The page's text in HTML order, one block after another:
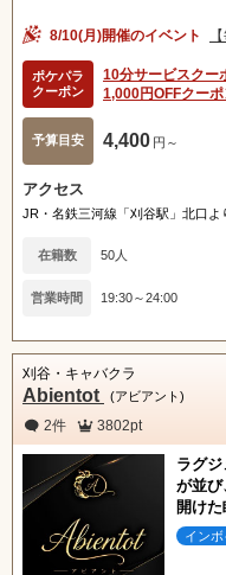
8/10(月)開催のイベント
ポケパラ
クーポン
10分サービスクー
1,000円OFFクー
予算目安 4,400 円～
アクセス
JR・名鉄三河線「刈谷駅」北口よ
在籍数 50人
営業時間 19:30～24:00
刈谷・キャバクラ
Abientot (アビアント)
2件 3802pt
ラグ
が並び
開け
イン